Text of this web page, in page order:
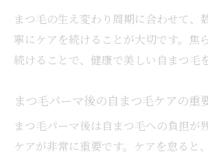
まつ毛の生え変わり周期に合わせて、
寧にケアを続けることが大切です。焦
続けることで、健康で美しい自まつ毛
まつ毛パーマ後の自まつ毛ケアの重
まつ毛パーマ後は自まつ毛への負担が
ケアが非常に重要です。ケアを怠ると